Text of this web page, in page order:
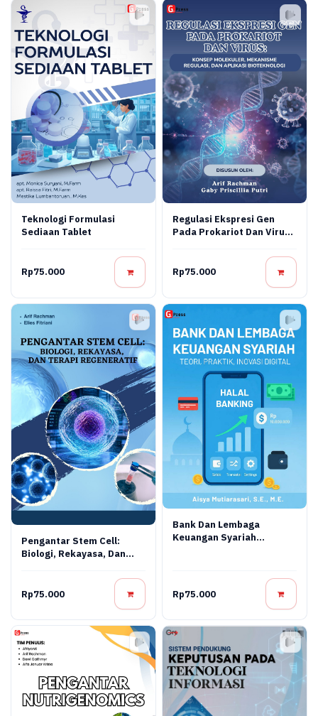
Teknologi Formulasi
Sediaan Tablet
Rp75.000
Regulasi Ekspresi Gen
Pada Prokariot Dan Virus:
Mekanisme Regulasi, Dan
Aplikasi Bioteknologi
Rp75.000
Pengantar Stem Cell:
Biologi, Rekayasa, Dan
Rp75.000
Bank Dan Lembaga
Keuangan Syariah
Rp75.000